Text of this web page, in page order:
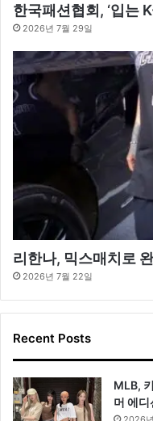
한국패션협회, ‘입는
2026년 7월 29일
리한나, 믹스매치로
2026년 7월 22일
Recent Posts
MLB,
머 에디